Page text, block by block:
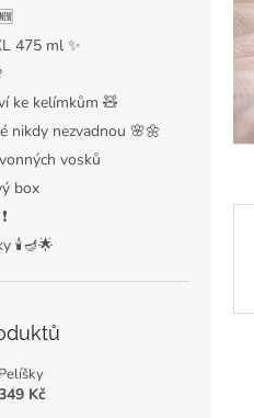
475 ml ✨
ke kelímkům 🧸
nikdy nezvadnou 🌸🌼
vosků
box
🕯️🪔🌟
Pelíšky
Kč